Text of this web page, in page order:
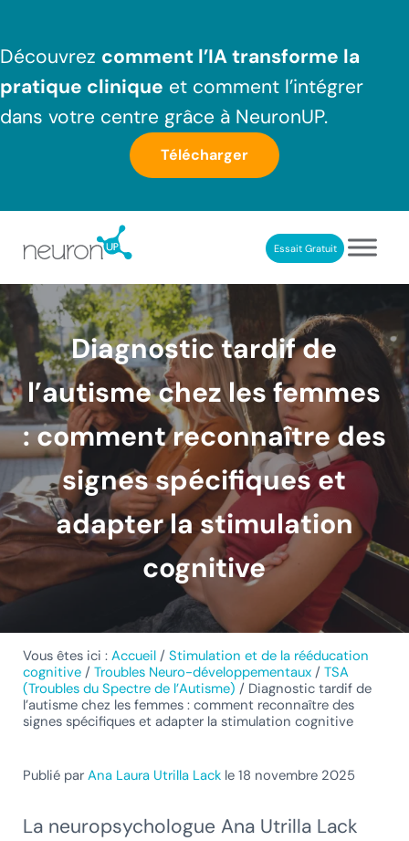
Découvrez comment l’IA transforme la
pratique clinique et comment l’intégrer
dans votre centre grâce à NeuronUP.
Télécharger
Essait Gratuit
Diagnostic tardif de
l’autisme chez les femmes
: comment reconnaître des
signes spécifiques et
adapter la stimulation
cognitive
Vous êtes ici : Accueil / Stimulation et de la rééducation
cognitive / Troubles Neuro-développementaux / TSA
(Troubles du Spectre de l’Autisme) / Diagnostic tardif de
l’autisme chez les femmes : comment reconnaître des
signes spécifiques et adapter la stimulation cognitive
Publié par Ana Laura Utrilla Lackle 18 novembre 2025
La neuropsychologue Ana Utrilla Lack